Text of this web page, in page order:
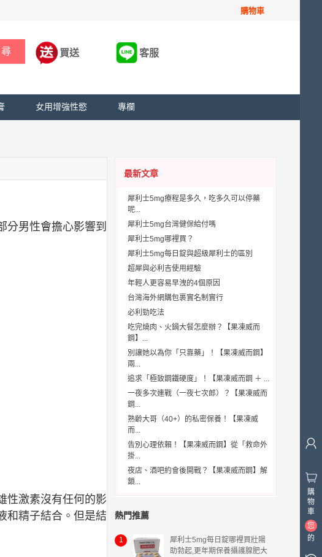
購物車
買送 客服
女用增強性慾 專欄
分男性會擔心影響到
性激素沒有任何的影
和精子結合。但是結
最新文章
犀利士5mg療程是多久，吃多久可以停藥
呢...
犀利士5mg台灣健保給付嗎
犀利士5mg哪裡買？
犀利士5mg每日錠與超級犀利士的區別
超犀與必利吉使用經驗
年輕人更容易早洩的4個原因
台灣海外網購包裹實名制實行
必利勁吃法
吃完燒肉、火鍋大餐怎麼辦？【果凍威而
鋼】...
別讓她以為你「只靠藥」！【果凍威而鋼】
兩...
追求「極致鋼鐵硬度」！【果凍威而鋼 ＋ ...
一夜多次連戰（一夜七次郎）？【果凍威而
鋼...
熟齡大哥（40+）的私密保養！【果凍威
而...
告別心理依賴！【果凍威而鋼】從「救命外
掛...
夜店、酒吧約會後開戰？【果凍威而鋼】解
鎖...
熱門推薦
1
犀利士5mg每日錠哪裡買壯陽
助勃起,更年期保養攝護腺肥大
購
物
車
您
的